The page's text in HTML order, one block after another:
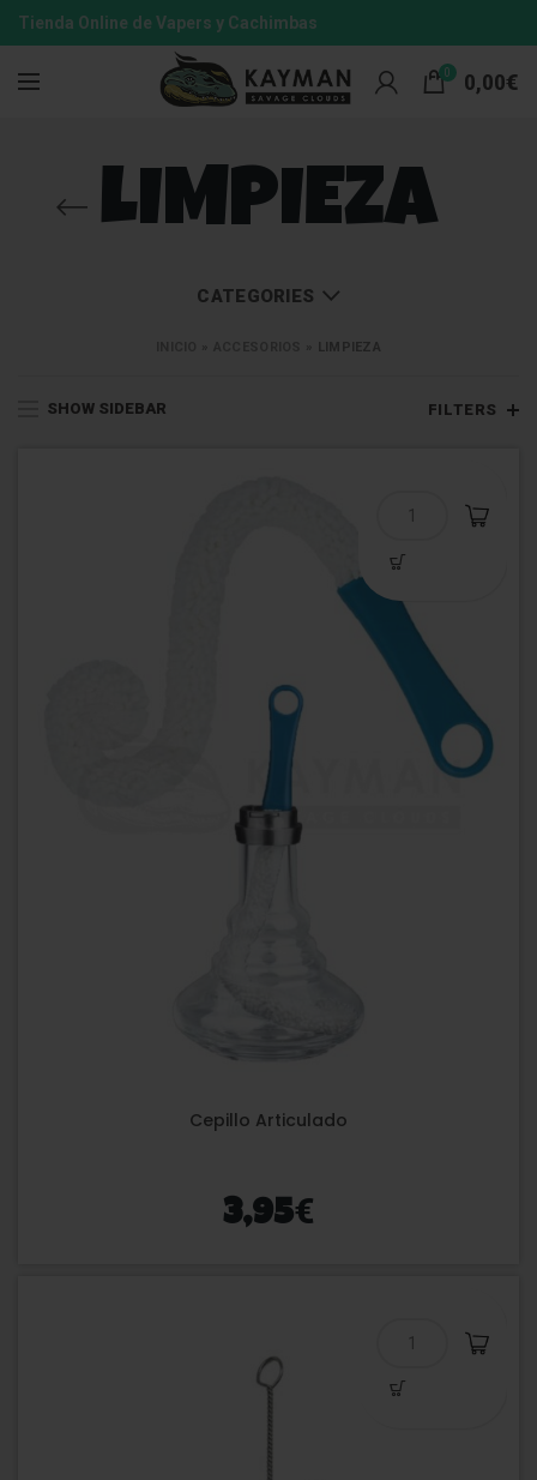
Tienda Online de Vapers y Cachimbas
0 0,00€
LIMPIEZA
CATEGORIES
LIMPIEZA
SHOW SIDEBAR FILTERS
Cepillo Articulado
3,95€